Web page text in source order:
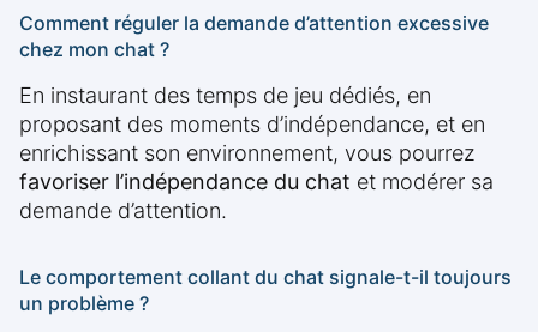
Comment réguler la demande d’attention excessive
chez mon chat ?
En instaurant des temps de jeu dédiés, en
proposant des moments d’indépendance, et en
enrichissant son environnement, vous pourrez
favoriser l’indépendance du chat et modérer sa
demande d’attention.
Le comportement collant du chat signale-t-il toujours
un problème ?